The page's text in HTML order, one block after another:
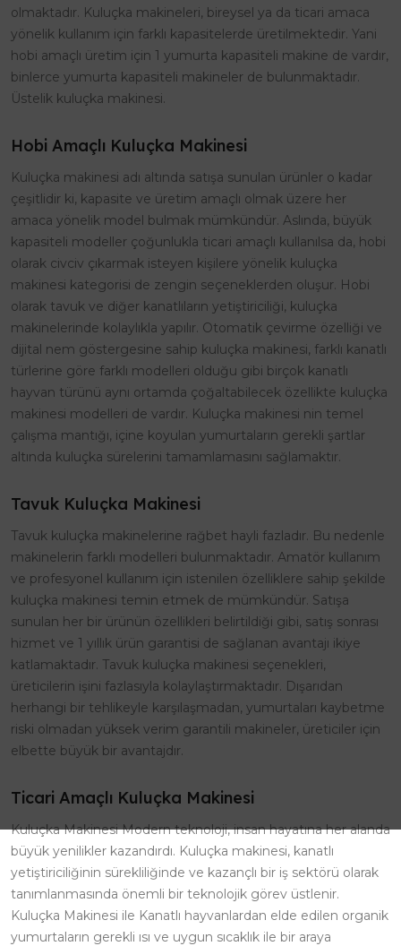
olmaktadır. Kuluçka makineleri, bireysel ya da ticari amaca
yönelik kullanım için farklı kapasitelerde üretilmektedir. Yani
hobi amaçlı üretim için 1 yumurta kapasiteli makine de vardır,
binlerce yumurta kapasiteli makineler de bulunmaktadır.
Üstelik kuluçka makinesi.
Hobi Amaçlı Kuluçka Makinesi
Kuluçka makinesi adı altında satışa sunulan ürünler o kadar
çeşitlidir ki, kapasite ve üretim amaçlı olmak üzere her
amaca yönelik model bulmak mümkündür. Aslında, büyük
kapasiteli modeller çoğunlukla ticari amaçlı kullanılsa da, hobi
olarak civciv çıkarmak isteyen kişilere yönelik kuluçka
makinesi kategorisi de zengin seçeneklerden oluşur. Hobi
olarak tavuk ve diğer kanatlıların yetiştiriciliği, kuluçka
makinelerinde kolaylıkla yapılır. Otomatik çevirme özelliği ve
dijital nem göstergesine sahip kuluçka makinesi, farklı kanatlı
türlerine göre farklı modelleri olduğu gibi birçok kanatlı
hayvan türünü aynı ortamda çoğaltabilecek özellikte kuluçka
makinesi modelleri de vardır. Kuluçka makinesi nin temel
çalışma mantığı, içine koyulan yumurtaların gerekli şartlar
altında kuluçka sürelerini tamamlamasını sağlamaktır.
Tavuk Kuluçka Makinesi
Tavuk kuluçka makinelerine rağbet hayli fazladır. Bu nedenle
makinelerin farklı modelleri bulunmaktadır. Amatör kullanım
ve profesyonel kullanım için istenilen özelliklere sahip şekilde
kuluçka makinesi temin etmek de mümkündür. Satışa
sunulan her bir ürünün özellikleri belirtildiği gibi, satış sonrası
hizmet ve 1 yıllık ürün garantisi de sağlanan avantajı ikiye
katlamaktadır. Tavuk kuluçka makinesi seçenekleri,
üreticilerin işini fazlasıyla kolaylaştırmaktadır. Dışarıdan
herhangi bir tehlikeyle karşılaşmadan, yumurtaları kaybetme
riski olmadan yüksek verim garantili makineler, üreticiler için
elbette büyük bir avantajdır.
Ticari Amaçlı Kuluçka Makinesi
Kuluçka Makinesi Modern teknoloji, insan hayatına her alanda
büyük yenilikler kazandırdı. Kuluçka makinesi, kanatlı
yetiştiriciliğinin sürekliliğinde ve kazançlı bir iş sektörü olarak
tanımlanmasında önemli bir teknolojik görev üstlenir.
Kuluçka Makinesi ile Kanatlı hayvanlardan elde edilen organik
yumurtaların gerekli ısı ve uygun sıcaklık ile bir araya